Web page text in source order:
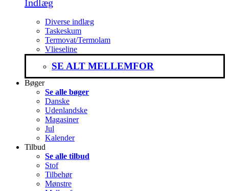
Indlæg
Diverse indlæg
Taskeskum
Termovat/Termolam
Vlieseline
SE ALT MELLEMFOR
Bøger
Se alle bøger
Danske
Udenlandske
Magasiner
Jul
Kalender
Tilbud
Se alle tilbud
Stof
Tilbehør
Mønstre